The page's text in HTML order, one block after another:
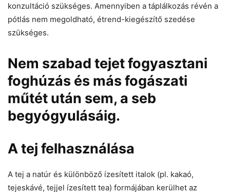
konzultáció szükséges. Amennyiben a táplálkozás révén a
pótlás nem megoldható, étrend-kiegészítő szedése
szükséges.
Nem szabad tejet fogyasztani
foghúzás és más fogászati
műtét után sem, a seb
begyógyulásáig.
A tej felhasználása
A tej a natúr és különböző ízesített italok (pl. kakaó,
tejeskávé, tejjel ízesített tea) formájában kerülhet az